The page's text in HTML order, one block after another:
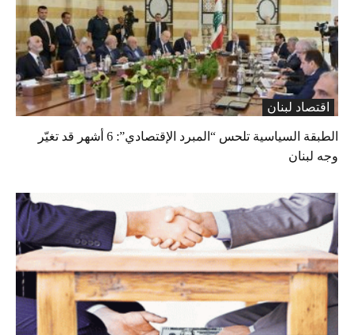
اقتصاد لبنان
الطبقة السياسية تلحس “المبرد الإقتصادي”: 6 أشهر قد تغيّر
وجه لبنان